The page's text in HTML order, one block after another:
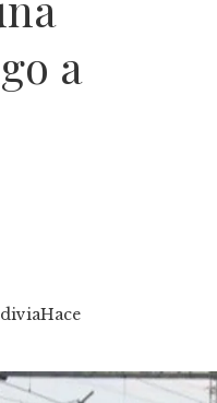
a
Hace